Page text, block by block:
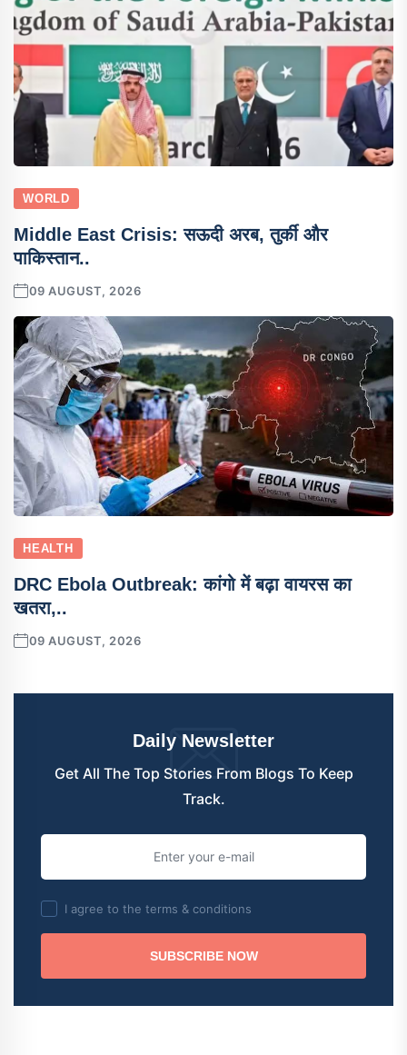
WORLD
Middle East Crisis: सऊदी अरब, तुर्की और
पाकिस्तान..
09 AUGUST, 2026
HEALTH
DRC Ebola Outbreak: कांगो में बढ़ा वायरस का
खतरा,..
09 AUGUST, 2026
Daily Newsletter
Get All The Top Stories From Blogs To Keep
Track.
I agree to the terms & conditions
SUBSCRIBE NOW